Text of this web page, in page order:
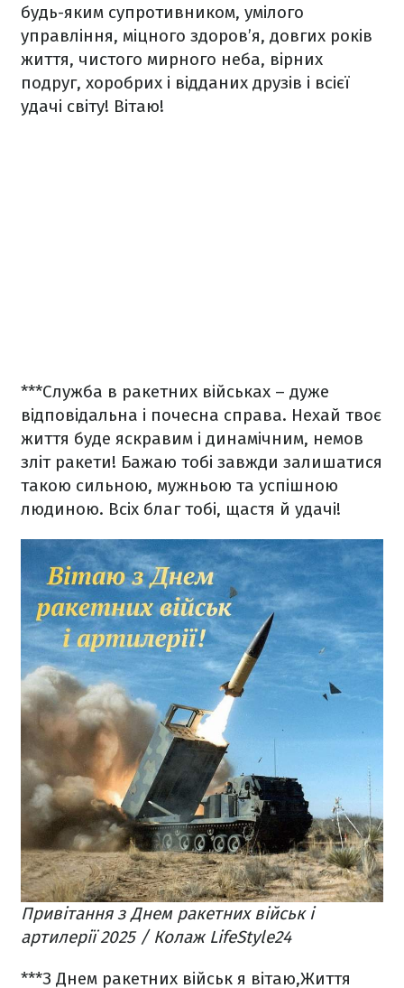
будь-яким супротивником, умілого
управління, міцного здоров’я, довгих років
життя, чистого мирного неба, вірних
подруг, хоробрих і відданих друзів і всієї
удачі світу! Вітаю!
***Служба в ракетних військах – дуже
відповідальна і почесна справа. Нехай твоє
життя буде яскравим і динамічним, немов
зліт ракети! Бажаю тобі завжди залишатися
такою сильною, мужньою та успішною
людиною. Всіх благ тобі, щастя й удачі!
Привітання з Днем ракетних військ і
артилерії 2025 / Колаж LifeStyle24
***З Днем ракетних військ я вітаю,Життя